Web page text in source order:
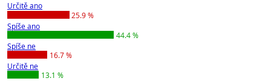
Určitě ano
25.9 %
Spíše ano
44.4 %
Spíše ne
16.7 %
Určitě ne
13.1 %